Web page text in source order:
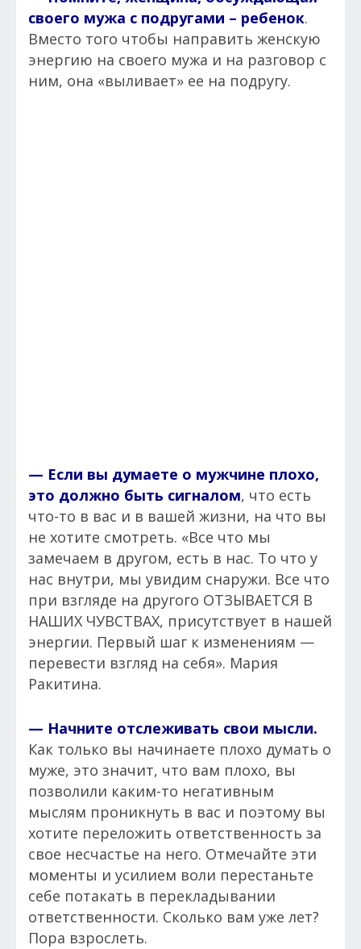
своего мужа с подругами – ребенок.
Вместо того чтобы направить женскую
энергию на своего мужа и на разговор с
ним, она «выливает» ее на подругу.
— Если вы думаете о мужчине плохо,
это должно быть сигналом, что есть
что-то в вас и в вашей жизни, на что вы
не хотите смотреть. «Все что мы
замечаем в другом, есть в нас. То что у
нас внутри, мы увидим снаружи. Все что
при взгляде на другого ОТЗЫВАЕТСЯ В
НАШИХ ЧУВСТВАХ, присутствует в нашей
энергии. Первый шаг к изменениям —
перевести взгляд на себя». Мария
Ракитина.
— Начните отслеживать свои мысли.
Как только вы начинаете плохо думать о
муже, это значит, что вам плохо, вы
позволили каким-то негативным
мыслям проникнуть в вас и поэтому вы
хотите переложить ответственность за
свое несчастье на него. Отмечайте эти
моменты и усилием воли перестаньте
себе потакать в перекладывании
ответственности. Сколько вам уже лет?
Пора взрослеть.